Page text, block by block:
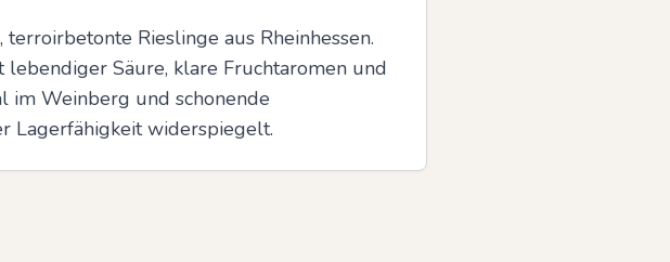
Rieslinge aus Rheinhessen.
Säure, klare Fruchtaromen und
im Weinberg und schonende
Lagerfähigkeit widerspiegelt.